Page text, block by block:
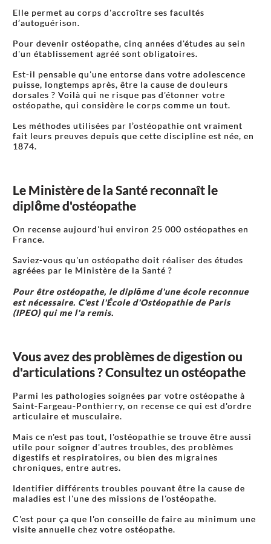
Elle permet au corps d'accroître ses facultés
d’autoguérison.
Pour devenir ostéopathe, cinq années d'études au sein
d'un établissement agréé sont obligatoires.
Est-il pensable qu'une entorse dans votre adolescence
puisse, longtemps après, être la cause de douleurs
dorsales ? Voilà qui ne risque pas d'étonner votre
ostéopathe, qui considère le corps comme un tout.
Les méthodes utilisées par l’ostéopathie ont vraiment
fait leurs preuves depuis que cette discipline est née, en
1874.
Le Ministère de la Santé reconnaît le
diplôme d'ostéopathe
On recense aujourd'hui environ 25 000 ostéopathes en
France.
Saviez-vous qu'un ostéopathe doit réaliser des études
agréées par le Ministère de la Santé ?
Pour être ostéopathe, le diplôme d'une école reconnue
est nécessaire. C'est l'École d'Ostéopathie de Paris
(IPEO) qui me l'a remis.
Vous avez des problèmes de digestion ou
d'articulations ? Consultez un ostéopathe
Parmi les pathologies soignées par votre ostéopathe à
Saint-Fargeau-Ponthierry, on recense ce qui est d'ordre
articulaire et musculaire.
Mais ce n'est pas tout, l'ostéopathie se trouve être aussi
utile pour soigner d'autres troubles, des problèmes
digestifs et respiratoires, ou bien des migraines
chroniques, entre autres.
Identifier différents troubles pouvant être la cause de
maladies est l'une des missions de l'ostéopathe.
C'est pour ça que l'on conseille de faire au minimum une
visite annuelle chez votre ostéopathe.